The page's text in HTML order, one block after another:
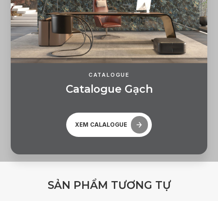
CATALOGUE
Catalogue Gạch
XEM CALALOGUE
SẢN PHẨM TƯƠNG TỰ